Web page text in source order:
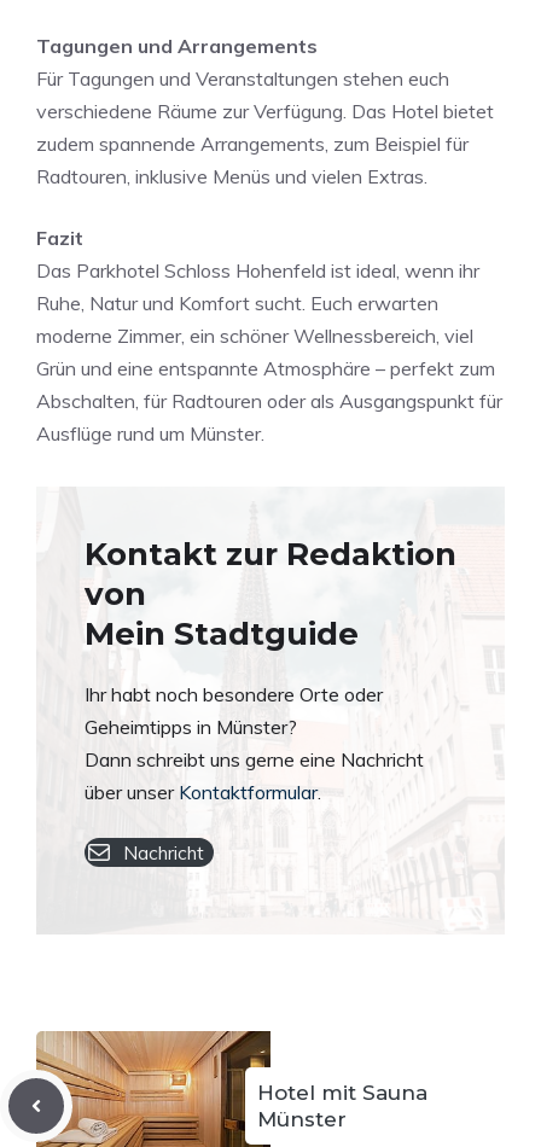
Tagungen und Arrangements
Für Tagungen und Veranstaltungen stehen euch
verschiedene Räume zur Verfügung. Das Hotel bietet
zudem spannende Arrangements, zum Beispiel für
Radtouren, inklusive Menüs und vielen Extras.
Fazit
Das Parkhotel Schloss Hohenfeld ist ideal, wenn ihr
Ruhe, Natur und Komfort sucht. Euch erwarten
moderne Zimmer, ein schöner Wellnessbereich, viel
Grün und eine entspannte Atmosphäre – perfekt zum
Abschalten, für Radtouren oder als Ausgangspunkt für
Ausflüge rund um Münster.
Kontakt zur Redaktion
von
Mein Stadtguide
Ihr habt noch besondere Orte oder
Geheimtipps in Münster?
Dann schreibt uns gerne eine Nachricht
über unser Kontaktformular.
Nachricht
Hotel mit Sauna
Münster